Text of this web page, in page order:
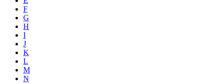
F
G
H
I
J
K
L
M
N